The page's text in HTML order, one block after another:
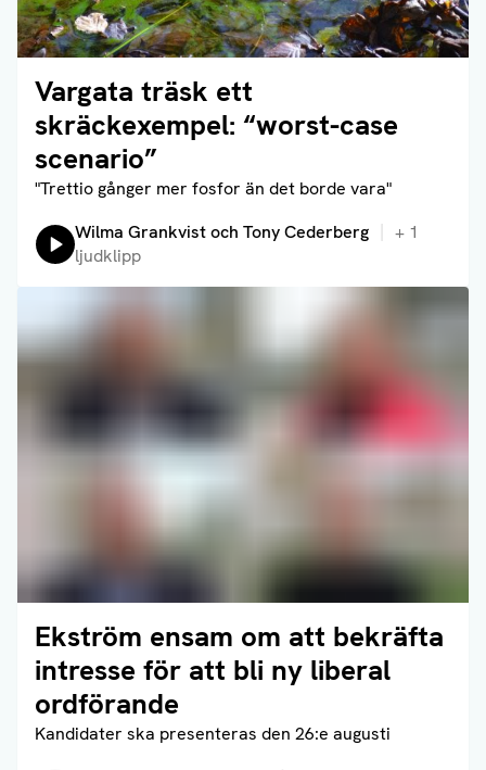
Vargata träsk ett
skräckexempel: “worst-case
scenario”
"Trettio gånger mer fosfor än det borde vara"
Läs artikel
Lyssna på:
Wilma Grankvist och Tony Cederberg + 1
ljudklipp
Ekström ensam om att bekräfta
intresse för att bli ny liberal
ordförande
Kandidater ska presenteras den 26:e augusti
Läs artikel